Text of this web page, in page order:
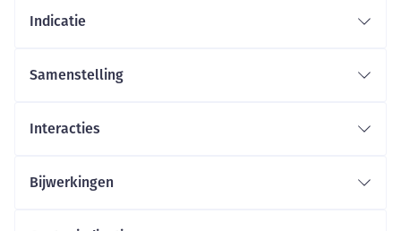
Indicatie
Samenstelling
Interacties
Bijwerkingen